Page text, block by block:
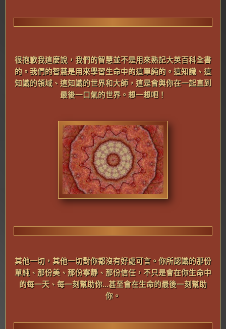
很抱歉我這麼說，我們的智慧並不是用來熟記大英百科全書
的。我們的智慧是用來學習生命中的這單純的。這知識、這
知識的領域、這知識的世界和大師，這是會與你在一起直到
最後一口氣的世界。想一想吧！
其他一切，其他一切對你都沒有好處可言。你所認識的那份
單純、那份美、那份寧靜、那份信任，不只是會在你生命中
的每一天、每一刻幫助你...甚至會在生命的最後一刻幫助
你。